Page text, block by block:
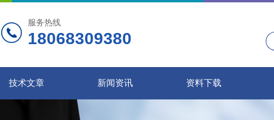
服务热线
18068309380
技术文章 新闻资讯 资料下载